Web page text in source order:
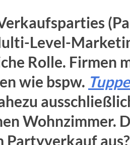
Level-
Rolle. Firmen
wie bspw.
Wohnzimmer.
Partyverkauf